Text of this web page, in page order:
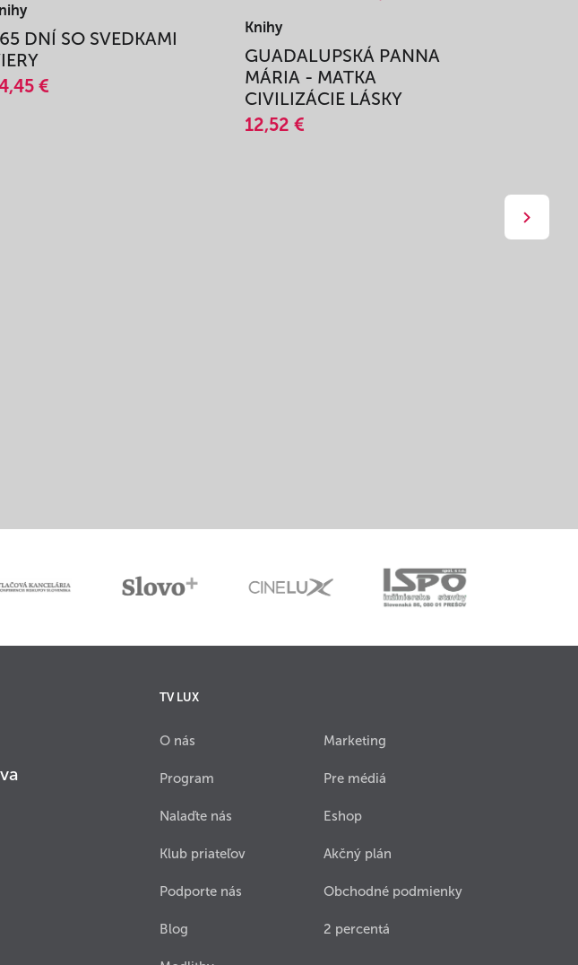
DNÍ SO SVEDKAMI
€
Knihy
GUADALUPSKÁ PANNA
MÁRIA - MATKA
CIVILIZÁCIE LÁSKY
12,52 €
TV LUX
O nás
Program
Nalaďte nás
Klub priateľov
Podporte nás
Blog
Marketing
Pre médiá
Eshop
Akčný plán
Obchodné podmienky
2 percentá